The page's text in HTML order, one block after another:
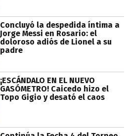
Concluyó la despedida íntima a
Jorge Messi en Rosario: el
doloroso adiós de Lionel a su
padre
¡ESCÁNDALO EN EL NUEVO
GASÓMETRO! Caicedo hizo el
Topo Gigio y desató el caos